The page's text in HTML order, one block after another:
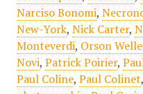
Narciso Bonomi,
New-York, Nick Carter,
Monteverdi, Orson
Novi, Patrick Poirier,
Paul Coline, Paul Colinet,